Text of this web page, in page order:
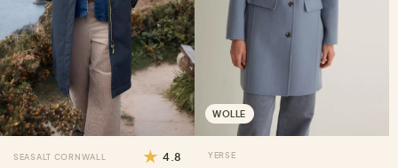
SEASALT CORNWALL 4.8
WOLLE
YERSE